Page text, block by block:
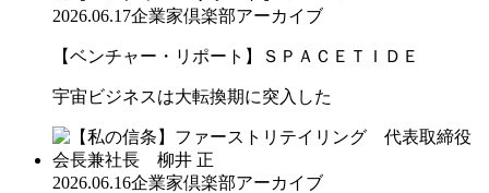
2026.06.17企業家倶楽部アーカイブ
【ベンチャー・リポート】ＳＰＡＣＥＴＩＤＥ
宇宙ビジネスは大転換期に突入した
2026.06.16企業家倶楽部アーカイブ